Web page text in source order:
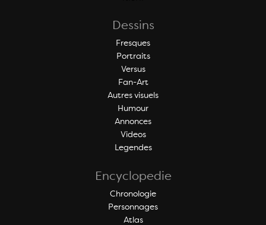
Dessins
Fresques
Portraits
Versus
Fan-Art
Autres visuels
Humour
Annonces
Videos
Legendes
Encyclopedie
Chronologie
Personnages
Atlas